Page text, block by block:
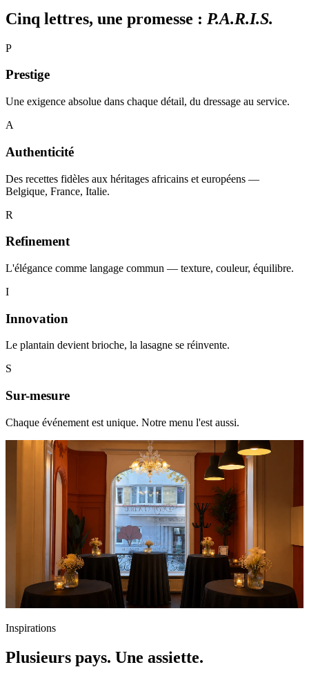
Cinq lettres, une promesse : P.A.R.I.S.
P
Prestige
Une exigence absolue dans chaque détail, du dressage au service.
A
Authenticité
Des recettes fidèles aux héritages africains et européens —
Belgique, France, Italie.
R
Refinement
L'élégance comme langage commun — texture, couleur, équilibre.
I
Innovation
Le plantain devient brioche, la lasagne se réinvente.
S
Sur-mesure
Chaque événement est unique. Notre menu l'est aussi.
Inspirations
Plusieurs pays. Une assiette.